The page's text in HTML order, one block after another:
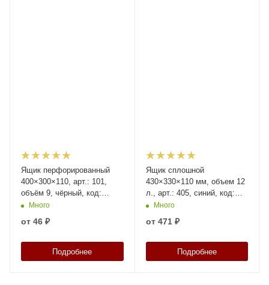
Ящик перфорированный
400×300×110, арт.: 101,
объём 9, чёрный, код:
13154
Много
от 46 ₽
Подробнее
Ящик сплошной
430×330×110 мм, объем 12
л., арт.: 405, синий, код:
00432
Много
от 471 ₽
Подробнее